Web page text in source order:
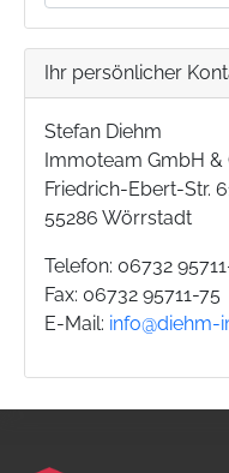
Ihr persönlicher
Stefan Diehm
Immoteam GmbH &
Friedrich-Ebert-Str.
55286 Wörrstadt
Telefon: 06732
Fax: 06732 95711-75
E-Mail: info@diehm-